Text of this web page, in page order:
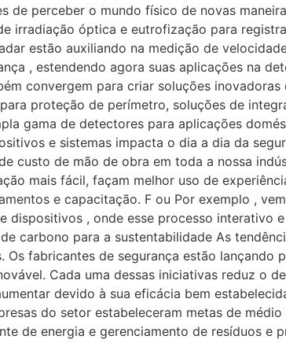
de perceber o mundo físico de novas
irradiação óptica e eutrofização para
estão auxiliando na medição de
, estendendo agora suas aplicações na
convergem para criar soluções
proteção de perímetro, soluções de
gama de detectores para aplicações
e sistemas impacta o dia a dia da
custo de mão de obra em toda a nossa
mais fácil, façam melhor uso de
e capacitação. F ou Por exemplo ,
dispositivos , onde esse processo
carbono para a sustentabilidade As
Os fabricantes de segurança estão
Cada uma dessas iniciativas reduz o
devido à sua eficácia bem
do setor estabeleceram metas de
de energia e gerenciamento de resíduos e